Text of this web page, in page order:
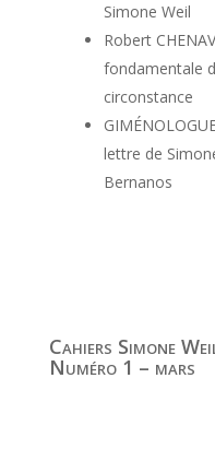
Simone Weil
Robert
fondamentale
circonstance
lettre de
Bernanos
Cahiers Simone
Numéro 1 – mars